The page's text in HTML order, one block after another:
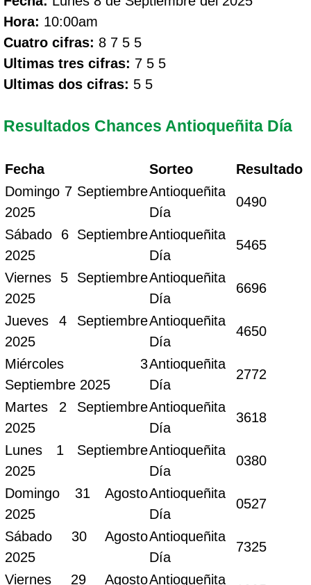
Hora: 10:00am
Cuatro cifras: 8 7 5 5
Ultimas tres cifras: 7 5 5
Ultimas dos cifras: 5 5
Resultados Chances Antioqueñita Día
Fecha Sorteo
Resultado
Domingo 7 Septiembre
2025
Antioqueñita
Día
0490
Sábado 6 Septiembre
2025
Antioqueñita
Día
5465
Viernes 5 Septiembre
2025
Antioqueñita
Día
6696
Jueves 4 Septiembre
2025
Antioqueñita
Día
4650
Miércoles 3
Septiembre 2025
Antioqueñita
Día
2772
Martes 2 Septiembre
2025
Antioqueñita
Día
3618
Lunes 1 Septiembre
2025
Antioqueñita
Día
0380
Domingo 31 Agosto
2025
Antioqueñita
Día
0527
Sábado 30 Agosto
2025
Antioqueñita
Día
7325
Viernes 29 AgostoAntioqueñita